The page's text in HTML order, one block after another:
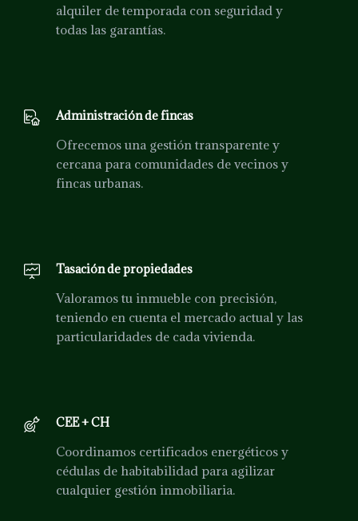
alquiler de temporada con seguridad y
todas las garantías.
Administración de fincas
Ofrecemos una gestión transparente y
cercana para comunidades de vecinos y
fincas urbanas.
Tasación de propiedades
Valoramos tu inmueble con precisión,
teniendo en cuenta el mercado actual y las
particularidades de cada vivienda.
CEE + CH
Coordinamos certificados energéticos y
cédulas de habitabilidad para agilizar
cualquier gestión inmobiliaria.